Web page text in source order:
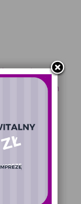
Rodzinnych
Wyzwanie